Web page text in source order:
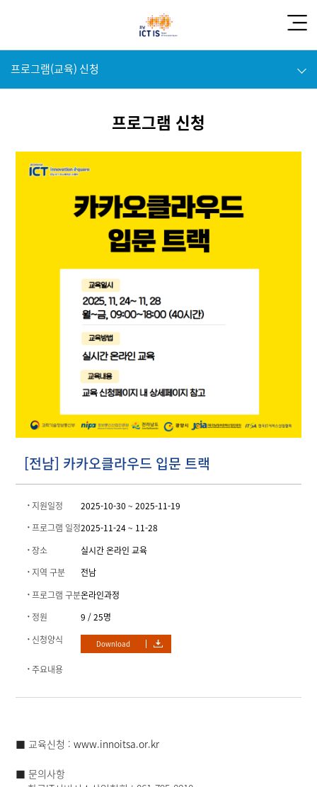
프로그램(교육) 신청
프로그램 신청
[전남] 카카오클라우드 입문 트랙
지원일정 2025-10-30 ~ 2025-11-19
프로그램 일정2025-11-24 ~ 11-28
장소
실시간 온라인 교육
지역 구분
전남
프로그램 구분온라인과정
정원
9 / 25명
신청양식
Download
주요내용
■ 교육신청 :www.innoitsa.or.kr
■ 문의사항